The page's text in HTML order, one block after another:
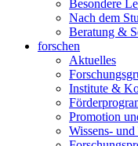
Besondere
Nach dem
Beratung &
forschen
Aktuelles
Institute &
Promotion
Wissens-